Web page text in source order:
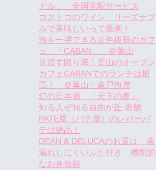
ナル」 全国宅配サービス
コストコのワイン リーズナブ
ルで美味しいって最高！
海を一望できる景色抜群のカフ
ェ 「CABAN」 ＠葉山
見渡す限り海！葉山のオープン
カフェCABANでのランチは最
高！ ＠葉山・森戸海岸
幻の日本酒 「天下の春」
知る人ぞ知る自由が丘 老舗
PATE屋（パテ屋）のレバーパ
テは絶品！
DEAN & DELUCAのお重は 液
漏れしにくいふた付き 機能的
なお弁当箱